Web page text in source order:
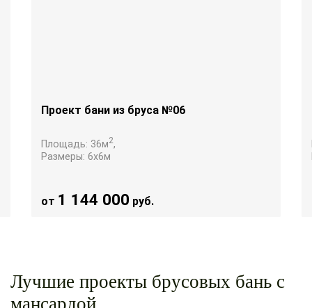
Проект бани из бруса №06
Площадь: 36м2,
Размеры:6х6м
от 1 144 000 руб.
Лучшие проекты брусовых бань с
мансардой